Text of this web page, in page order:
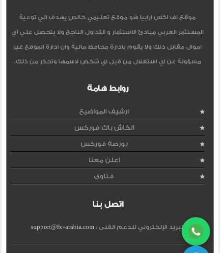
موقع اف اكس ارابيا هو موقع تعليمي خالص يهدف الي توعية
المستثمر العربي مبادئ الاستثمار و التداول الناجح ولا يتحصل علي اي
اموال مقابل ذلك ولا يقوم بادارة محافظ مالية وان ادارة الموقع غير
مسؤولة عن اي استغلال من قبل اي شخص لاسمها وتحذر من ذلك.
روابط هامة
ارشيف المواضيع
الكاش باك فوركس
بورصة فوركس
اعلن معنا
فتاوى
اتصل بنا
البريد الإلكتروني للدعم الفنى :support@fx-arabia.com